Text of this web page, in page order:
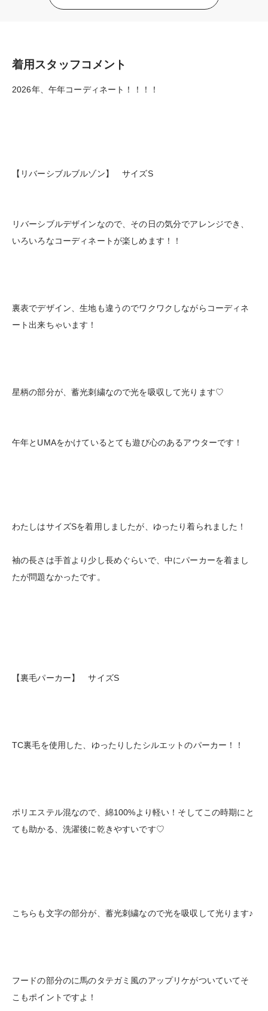
着用スタッフコメント
2026年、午年コーディネート！！！！
【リバーシブルブルゾン】 サイズS
リバーシブルデザインなので、その日の気分でアレンジでき、
いろいろなコーディネートが楽しめます！！
裏表でデザイン、生地も違うのでワクワクしながらコーディネ
ート出来ちゃいます！
星柄の部分が、蓄光刺繍なので光を吸収して光ります♡
午年とUMAをかけているとても遊び心のあるアウターです！
わたしはサイズSを着用しましたが、ゆったり着られました！
袖の長さは手首より少し長めぐらいで、中にパーカーを着まし
たが問題なかったです。
【裏毛パーカー】 サイズS
TC裏毛を使用した、ゆったりしたシルエットのパーカー！！
ポリエステル混なので、綿100%より軽い！そしてこの時期にと
ても助かる、洗濯後に乾きやすいです♡
こちらも文字の部分が、蓄光刺繍なので光を吸収して光ります♪
フードの部分のに馬のタテガミ風のアップリケがついていてそ
こもポイントですよ！